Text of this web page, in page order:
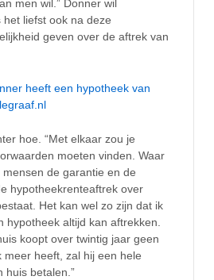
men wil.” Donner wil
liefst ook na deze
geven over de aftrek van
heeft een hypotheek van
hoe. “Met elkaar zou je
moeten vinden. Waar
de garantie en de
hypotheekrenteaftrek over
Het kan wel zo zijn dat ik
hypotheek altijd kan aftrekken.
koopt over twintig jaar geen
meer heeft, zal hij een hele
huis betalen.”